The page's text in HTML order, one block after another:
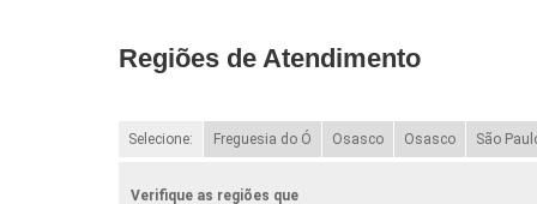
Regiões de Atendimento
Selecione: Freguesia do Ó Osasco Osasco São
Verifique as regiões que